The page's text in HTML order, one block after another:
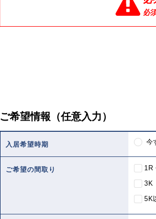
必
ご希望情報（任意入力）
入居希望時期 今
ご希望の間取り 1R
3K
5K